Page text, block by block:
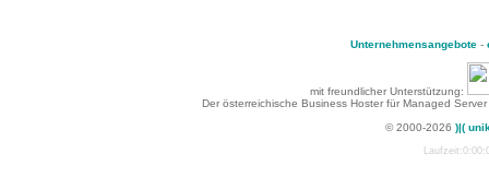
Unternehmensangebote-
mit freundlicher Unterstützung:
Der österreichische Business Hoster für Managed
© 2000-2026 )|(